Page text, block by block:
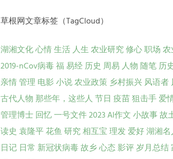
草根网文章标签（TagCloud）
湖湘文化心情生活人生农业研究修心职场
2019-nCov病毒福易经历史 周易人物随笔历
亲情管理电影小说农业政策乡村振兴风语者
古代人物 那些年，这些人节日 疫苗狙击手爱
管理博士回忆一号文件2023AI作文小故事故
读史袁隆平花鱼研究相互宝理发爱好湖湘名
日记 日常 新冠状病毒故乡心态影评岁月总结